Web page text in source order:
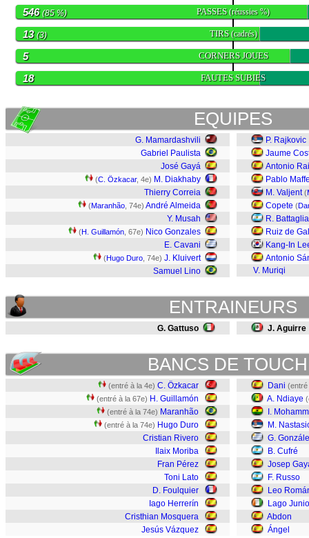
PASSES(réussies %)
546(85 %)
TIRS(cadrés)
13(3)
CORNERS JOUES
5
FAUTES SUBIES
18
EQUIPES
G. Mamardashvili
Gabriel Paulista
José Gayá
(C. Özkacar, 4e) M. Diakhaby
Thierry Correia
(Maranhão , 74e) André Almeida
Y. Musah
(H. Guillamón , 67e) Nico Gonzales
E. Cavani
(Hugo Duro , 74e) J. Kluivert
Samuel Lino
P. Rajkovic
Jaume
Antonio
Pablo
M. Valjent (
Copete (
R. Battaglia
Ruiz de
Kang-In
Antonio
V. Muriqi
ENTRAINEURS
G. Gattuso J. Aguirre
BANCS DE
(entré à la 4e) C. Özkacar
(entré à la 67e) H. Guillamón
(entré à la 74e) Maranhão
(entré à la 74e) Hugo Duro
Cristian Rivero
Ilaix Moriba
Fran Pérez
Toni Lato
D. Foulquier
Iago Herrerín
Cristhian Mosquera
Jesús Vázquez
Dani (entré
A. Ndiaye
I.
M.
G.
B. Cufré
Josep
F. Russo
Leo
Lago
Abdon
Ángel